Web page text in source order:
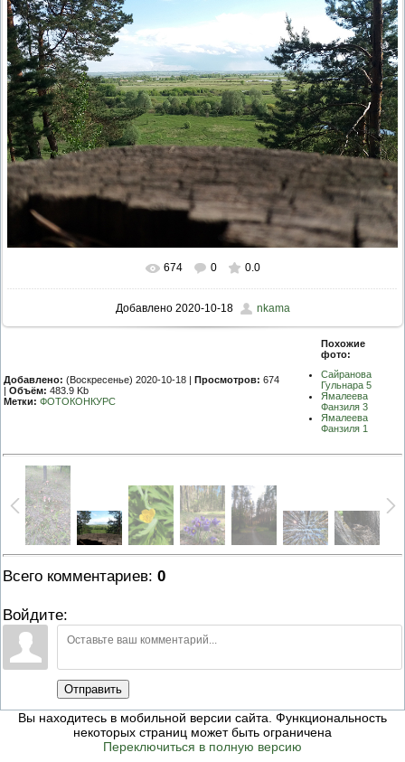
674 0 0.0
Добавлено2020-10-18 nkama
Добавлено: (Воскресенье) 2020-10-18 | Просмотров: 674
| Объём: 483.9 Kb
Метки: ФОТОКОНКУРС
Похожие
фото:
Сайранова
Гульнара 5
Ямалеева
Фанзиля 3
Ямалеева
Фанзиля 1
Всего комментариев: 0
Войдите:
Отправить
Вы находитесь в мобильной версии сайта. Функциональность
некоторых страниц может быть ограничена
Переключиться в полную версию